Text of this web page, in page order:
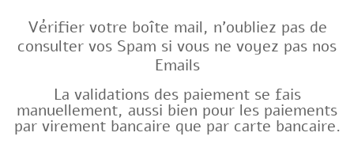
Vérifier votre boîte mail, n’oubliez pas de
consulter vos Spam si vous ne voyez pas nos
Emails
La validations des paiement se fais
manuellement, aussi bien pour les paiements
par virement bancaire que par carte bancaire.